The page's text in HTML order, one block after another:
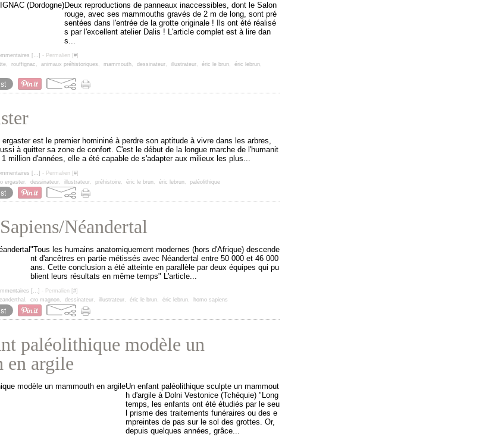
Deux reproductions de panneaux inaccessibles, dont le Salon
rouge, avec ses mammouths gravés de 2 m de long, sont pré
sentées dans l'entrée de la grotte originale ! Ils ont été réalisé
s par l'excellent atelier Dalis ! L'article complet est à lire dan
s...
[ …] - Permalien [ #]
, rouffignac , animaux préhistoriques , mammouth, dessinateur, illustrateur, éric le brun, éric lebrun,
ergaster est le premier homininé à perdre son aptitude à vivre dans les arbres,
à quitter sa zone de confort. C'est le début de la longue marche de l'humanit
million d'années, elle a été capable de s'adapter aux milieux les plus...
[ …] - Permalien [ #]
ergaster, dessinateur, illustrateur, préhistoire, éric le brun, éric lebrun, paléolithique
Néandertal
"Tous les humains anatomiquement modernes (hors d'Afrique) descende
nt d'ancêtres en partie métissés avec Néandertal entre 50 000 et 46 000
ans. Cette conclusion a été atteinte en parallèle par deux équipes qui pu
blient leurs résultats en même temps" L'article...
[ …] - Permalien [ #]
, cro magnon, dessinateur, illustrateur, éric le brun, éric lebrun, homo sapiens
paléolithique modèle un
en argile
Un enfant paléolithique sculpte un mammout
h d'argile à Dolni Vestonice (Tchéquie) "Long
temps, les enfants ont été étudiés par le seu
l prisme des traitements funéraires ou des e
mpreintes de pas sur le sol des grottes. Or,
depuis quelques années, grâce...